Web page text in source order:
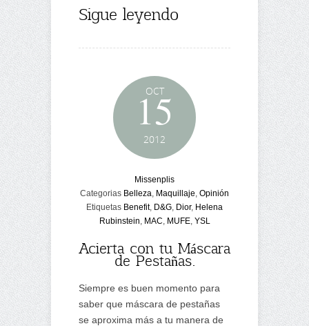
Sigue leyendo
OCT
15
2012
Missenplis
Categorias Belleza, Maquillaje, Opinión
Etiquetas Benefit, D&G, Dior, Helena
Rubinstein, MAC, MUFE, YSL
Acierta con tu Máscara
de Pestañas.
Siempre es buen momento para
saber que máscara de pestañas
se aproxima más a tu manera de